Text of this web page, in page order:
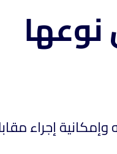
وإمكانية إجراء